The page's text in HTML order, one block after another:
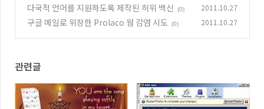
다국적 언어를 지원하도록 제작된 허위 백신 (0) 2011.10.27
구글 메일로 위장한 Prolaco 웜 감염 시도 (0) 2011.10.27
관련글